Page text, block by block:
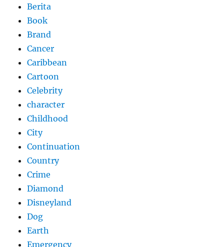
Berita
Book
Brand
Cancer
Caribbean
Cartoon
Celebrity
character
Childhood
City
Continuation
Country
Crime
Diamond
Disneyland
Dog
Earth
Emergency